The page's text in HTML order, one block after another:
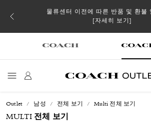
될 수
물류센터 이전에 따른 반품 및 환불
[자세히 보기]
Outlet 남성 전체 보기 Multi 전체 보기
MULTI 전체 보기